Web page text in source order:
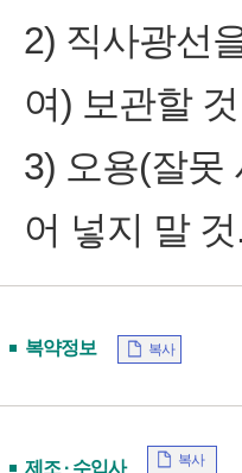
2) 직사광선
여) 보관할 것
3) 오용(잘못
어 넣지 말 것.
복약정보 복사
제조 · 수입사 복사